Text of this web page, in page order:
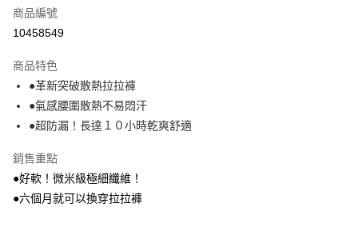
超商取貨付款
運送方式
全家取貨付款
每筆NT$40，滿NT$390(含以上)免運費
每筆NT$40，滿NT$390(含以上)免運費
商品編號
10458549
商品特色
●革新突破散熱拉拉褲
●氣感腰圍散熱不易悶汗
●超防漏！長達１０小時乾爽舒適
銷售重點
●好軟！微米級極細纖維！
●六個月就可以換穿拉拉褲